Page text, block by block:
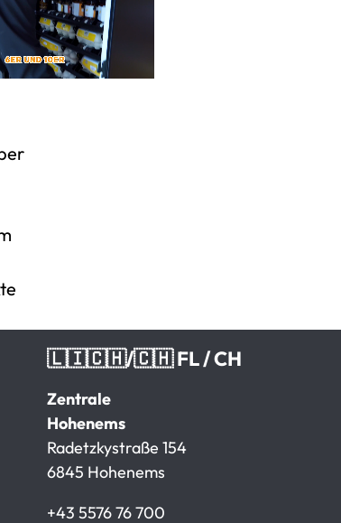
🇱🇮🇨🇭/🇨🇭 FL / CH
Zentrale
Hohenems
Radetzkystraße 154
6845 Hohenems
+43 5576 76 700